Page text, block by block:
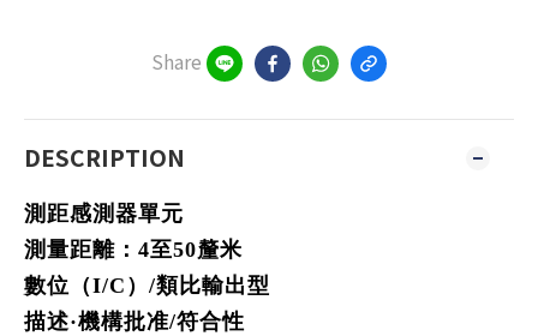
Share
DESCRIPTION
測距感測器單元
測量距離：4至50釐米
數位（I/C）/類比輸出型
描述·機構批准/符合性